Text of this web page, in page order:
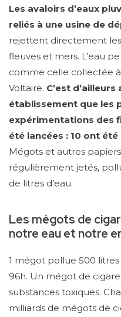
Les avaloirs d’eaux
reliés à une usine de
rejettent directement les
fleuves et mers. L’eau
comme celle collectée
Voltaire. C’est
établissement que les
expérimentations des
été lancées : 10 ont
Mégots et autres
régulièrement jetés,
de litres d’eau.
Les mégots de
notre eau et notre
1 mégot pollue 500
96h. Un mégot de
substances toxiques.
milliards de mégots de